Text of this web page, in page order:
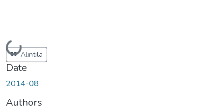
Loading...
Alıntıla
Date
2014-08
Authors